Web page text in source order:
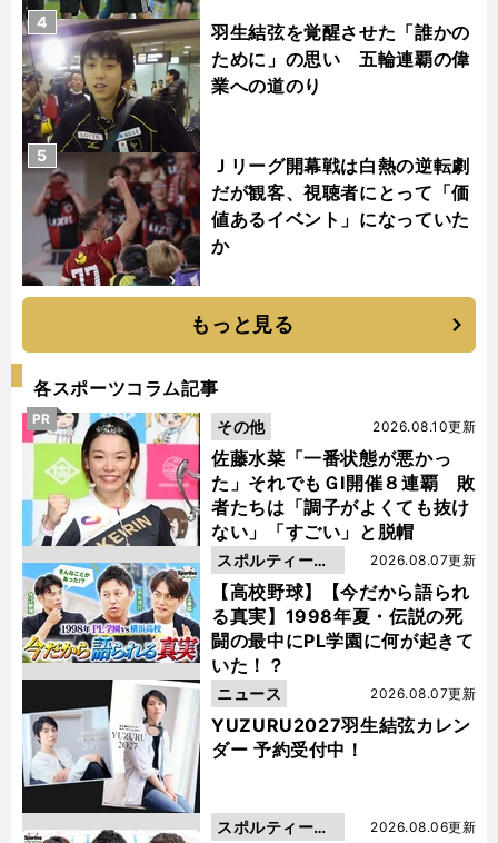
羽生結弦を覚醒させた「誰かの
ために」の思い 五輪連覇の偉
業への道のり
4
Ｊリーグ開幕戦は白熱の逆転劇
だが観客、視聴者にとって「価
値あるイベント」になっていた
か
5
もっと見る
各スポーツコラム記事
佐藤水菜「一番状態が悪かっ
た」それでもＧⅠ開催８連覇 敗
者たちは「調子がよくても抜け
ない」「すごい」と脱帽
2026.08.10更新
その他
PR
【高校野球】【今だから語られ
る真実】1998年夏・伝説の死
闘の最中にPL学園に何が起きて
いた！？
2026.08.07更新
スポルティーバ
動画
YUZURU2027羽生結弦カレン
ダー 予約受付中！
2026.08.07更新
ニュース
2026.08.06更新
スポルティーバ